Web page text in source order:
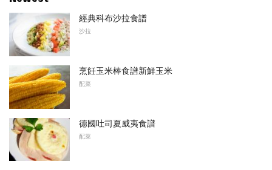
經典科布沙拉食譜
沙拉
烹飪玉米棒食譜新鮮玉米
配菜
德國吐司夏威夷食譜
配菜